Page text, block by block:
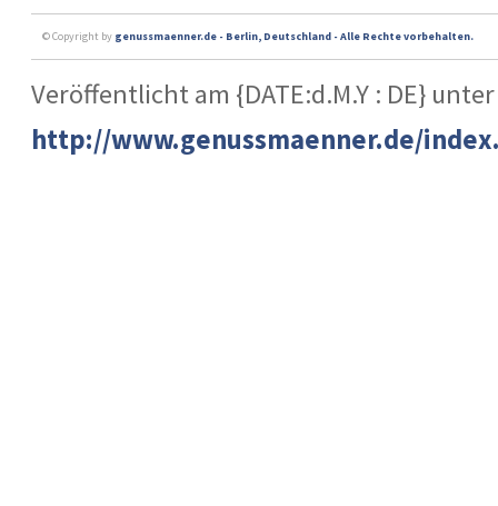
© Copyright by genussmaenner.de - Berlin, Deutschland - Alle Rechte vorbehalten.
Veröffentlicht am {DATE:d.M.Y : DE}
http://www.genussmaenner.de/